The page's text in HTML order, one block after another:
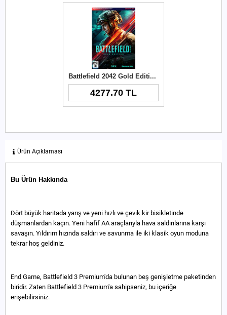
Battlefield 2042 Gold Edition PC Key
4277.70 TL
Ürün Açıklaması
Bu Ürün Hakkında
Dört büyük haritada yarış ve yeni hızlı ve çevik kir bisikletinde
düşmanlardan kaçın. Yeni hafif AA araçlarıyla hava saldırılarına karşı
savaşın. Yıldırım hızında saldırı ve savunma ile iki klasik oyun moduna
tekrar hoş geldiniz.
End Game, Battlefield 3 Premium'da bulunan beş genişletme paketinden
biridir. Zaten Battlefield 3 Premium'a sahipseniz, bu içeriğe
erişebilirsiniz.